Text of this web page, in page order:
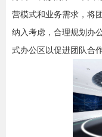
营模式和业务需求，将
纳入考虑，合理规划办
式办公区以促进团队合